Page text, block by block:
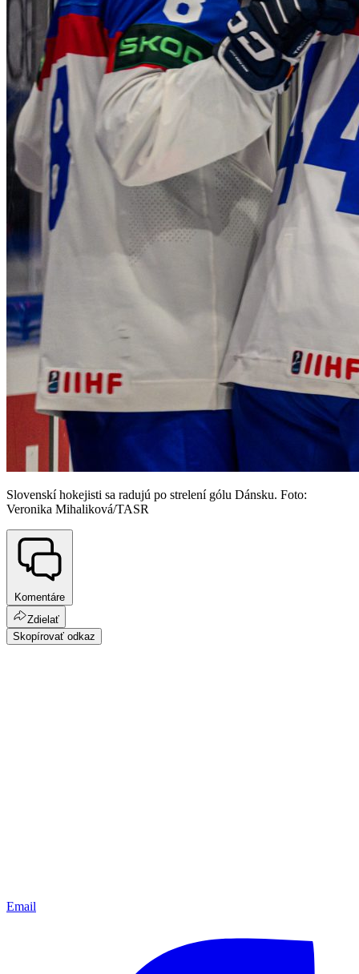
Slovenskí hokejisti sa radujú po strelení gólu Dánsku. Foto:
Veronika Mihaliková/TASR
Komentáre
Zdielať
Skopírovať odkaz
Email